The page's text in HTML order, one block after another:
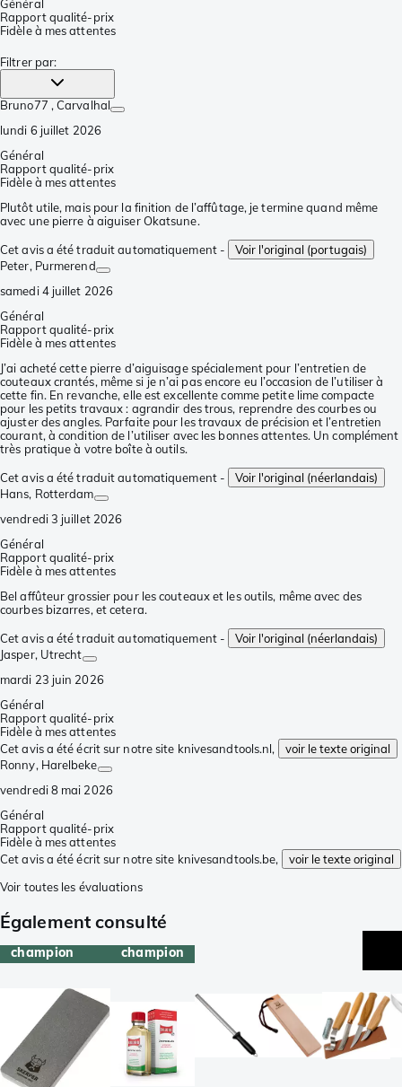
Général
Rapport qualité-prix
Fidèle à mes attentes
Filtrer par:
Bruno77 , Carvalhal
lundi 6 juillet 2026
Général
Rapport qualité-prix
Fidèle à mes attentes
Plutôt utile, mais pour la finition de l’affûtage, je termine quand même
avec une pierre à aiguiser Okatsune.
Cet avis a été traduit automatiquement -
Voir l'original (portugais)
Peter, Purmerend
samedi 4 juillet 2026
Général
Rapport qualité-prix
Fidèle à mes attentes
J’ai acheté cette pierre d’aiguisage spécialement pour l’entretien de
couteaux crantés, même si je n’ai pas encore eu l’occasion de l’utiliser à
cette fin. En revanche, elle est excellente comme petite lime compacte
pour les petits travaux : agrandir des trous, reprendre des courbes ou
ajuster des angles. Parfaite pour les travaux de précision et l’entretien
courant, à condition de l’utiliser avec les bonnes attentes. Un complément
très pratique à votre boîte à outils.
Cet avis a été traduit automatiquement -
Voir l'original (néerlandais)
Hans, Rotterdam
vendredi 3 juillet 2026
Général
Rapport qualité-prix
Fidèle à mes attentes
Bel affûteur grossier pour les couteaux et les outils, même avec des
courbes bizarres, et cetera.
Cet avis a été traduit automatiquement -
Voir l'original (néerlandais)
Jasper, Utrecht
mardi 23 juin 2026
Général
Rapport qualité-prix
Fidèle à mes attentes
Cet avis a été écrit sur notre site knivesandtools.nl,
voir le texte original
Ronny, Harelbeke
vendredi 8 mai 2026
Général
Rapport qualité-prix
Fidèle à mes attentes
Cet avis a été écrit sur notre site knivesandtools.be,
voir le texte original
Voir toutes les évaluations
Également consulté
champion champion